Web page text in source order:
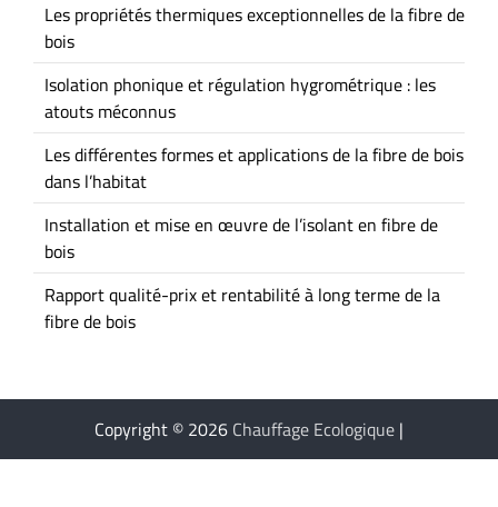
Les propriétés thermiques exceptionnelles de la fibre de
bois
Isolation phonique et régulation hygrométrique : les
atouts méconnus
Les différentes formes et applications de la fibre de bois
dans l’habitat
Installation et mise en œuvre de l’isolant en fibre de
bois
Rapport qualité-prix et rentabilité à long terme de la
fibre de bois
Copyright © 2026 Chauffage Ecologique |